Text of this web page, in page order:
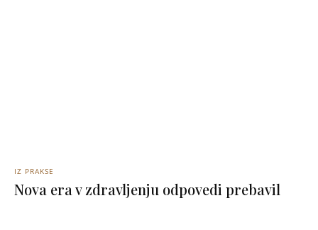
IZ PRAKSE
Nova era v zdravljenju odpovedi prebavil